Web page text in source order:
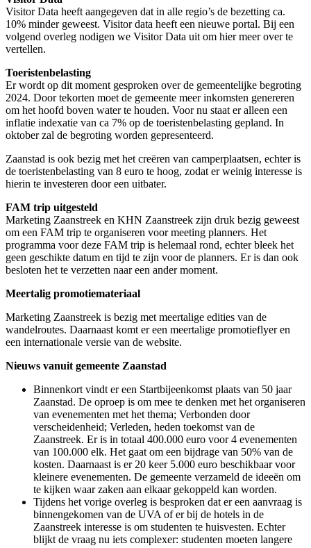
Visitor Data heeft aangegeven dat in alle regio’s de bezetting ca.
10% minder geweest. Visitor data heeft een nieuwe portal. Bij een
volgend overleg nodigen we Visitor Data uit om hier meer over te
vertellen.
Toeristenbelasting
Er wordt op dit moment gesproken over de gemeentelijke begroting
2024. Door tekorten moet de gemeente meer inkomsten genereren
om het hoofd boven water te houden. Voor nu staat er alleen een
inflatie indexatie van ca 7% op de toeristenbelasting gepland. In
oktober zal de begroting worden gepresenteerd.
Zaanstad is ook bezig met het creëren van camperplaatsen, echter is
de toeristenbelasting van 8 euro te hoog, zodat er weinig interesse is
hierin te investeren door een uitbater.
FAM trip uitgesteld
Marketing Zaanstreek en KHN Zaanstreek zijn druk bezig geweest
om een FAM trip te organiseren voor meeting planners. Het
programma voor deze FAM trip is helemaal rond, echter bleek het
geen geschikte datum en tijd te zijn voor de planners. Er is dan ook
besloten het te verzetten naar een ander moment.
Meertalig promotiemateriaal
Marketing Zaanstreek is bezig met meertalige edities van de
wandelroutes. Daarnaast komt er een meertalige promotieflyer en
een internationale versie van de website.
Nieuws vanuit gemeente Zaanstad
Binnenkort vindt er een Startbijeenkomst plaats van 50 jaar
Zaanstad. De oproep is om mee te denken met het organiseren
van evenementen met het thema; Verbonden door
verscheidenheid; Verleden, heden toekomst van de
Zaanstreek. Er is in totaal 400.000 euro voor 4 evenementen
van 100.000 elk. Het gaat om een bijdrage van 50% van de
kosten. Daarnaast is er 20 keer 5.000 euro beschikbaar voor
kleinere evenementen. De gemeente verzameld de ideeën om
te kijken waar zaken aan elkaar gekoppeld kan worden.
Tijdens het vorige overleg is besproken dat er een aanvraag is
binnengekomen van de UVA of er bij de hotels in de
Zaanstreek interesse is om studenten te huisvesten. Echter
blijkt de vraag nu iets complexer: studenten moeten langere